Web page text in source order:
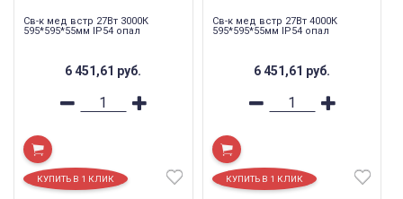
Св-к мед встр 27Вт 3000К
595*595*55мм IP54 опал
6 451,61 руб.
Св-к мед встр 27Вт 4000К
595*595*55мм IP54 опал
6 451,61 руб.